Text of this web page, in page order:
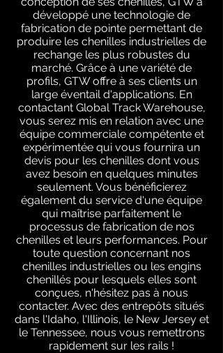
développé une technologie de
fabrication de pointe permettant de
produire les chenilles industrielles de
rechange les plus robustes du
marché. Grâce à une variété de
profils, GTW offre à ses clients un
large éventail d'applications. En
contactant Global Track Warehouse,
vous serez mis en relation avec une
équipe commerciale compétente et
expérimentée qui vous fournira un
devis pour les chenilles dont vous
avez besoin en quelques minutes
seulement. Vous bénéficierez
également du service d'une équipe
qui maîtrise parfaitement le
processus de fabrication de nos
chenilles et leurs performances. Pour
toute question concernant nos
chenilles industrielles ou les engins
chenillés pour lesquels elles sont
conçues, n'hésitez pas à nous
contacter. Avec des entrepôts situés
dans l'Idaho, l'Illinois, le New Jersey et
le Tennessee, nous vous remettrons
rapidement sur les rails !